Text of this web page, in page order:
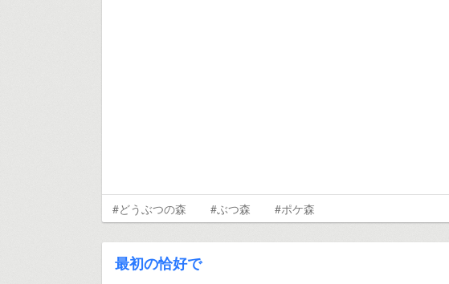
#どうぶつの森 #ぶつ森 #ポケ森
最初の恰好で